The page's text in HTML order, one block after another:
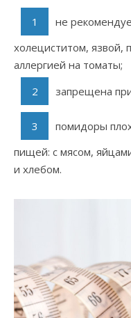
не
холециститом, язвой,
аллергией на томаты;
запрещена
помидоры
пищей: с мясом,
и хлебом.